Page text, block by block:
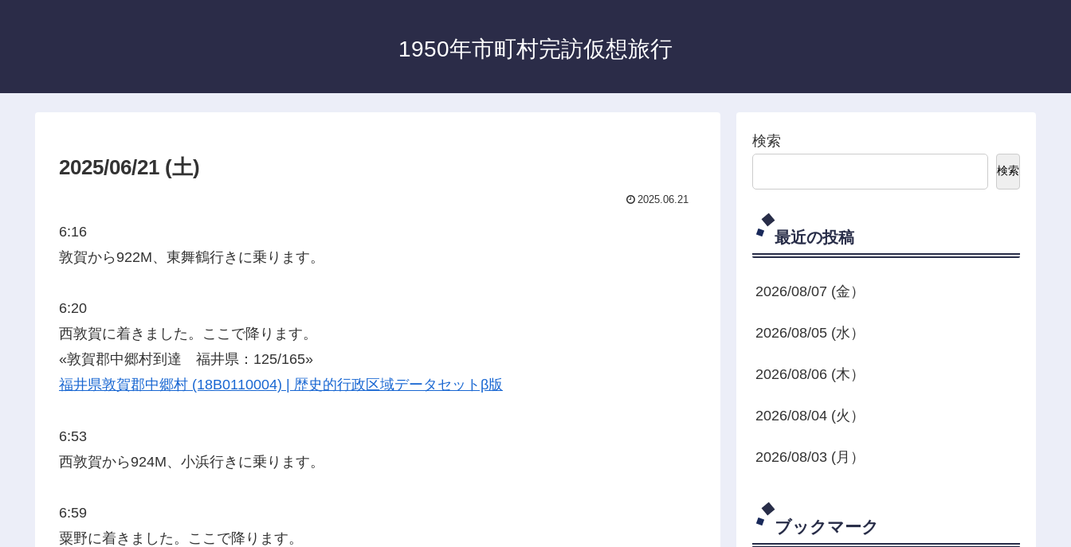
1950年市町村完訪仮想旅行
2025/06/21 (土)
2025.06.21
6:16
敦賀から922M、東舞鶴行きに乗ります。
6:20
西敦賀に着きました。ここで降ります。
«敦賀郡中郷村到達 福井県：125/165»
福井県敦賀郡中郷村 (18B0110004) | 歴史的行政区域データセットβ版
6:53
西敦賀から924M、小浜行きに乗ります。
6:59
粟野に着きました。ここで降ります。
検索
検索
最近の投稿
2026/08/07 (金）
2026/08/05 (水）
2026/08/06 (木）
2026/08/04 (火）
2026/08/03 (月）
ブックマーク